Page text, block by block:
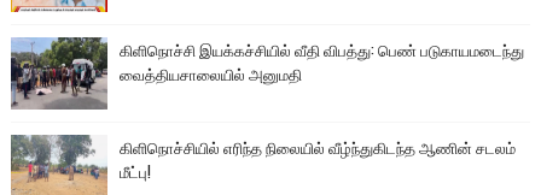
கிளிநொச்சி இயக்கச்சியில் வீதி விபத்து: பெண் படுகாயமடைந்து
வைத்தியசாலையில் அனுமதி
கிளிநொச்சியில் எரிந்த நிலையில் வீழ்ந்துகிடந்த ஆணின் சடலம்
மீட்பு!